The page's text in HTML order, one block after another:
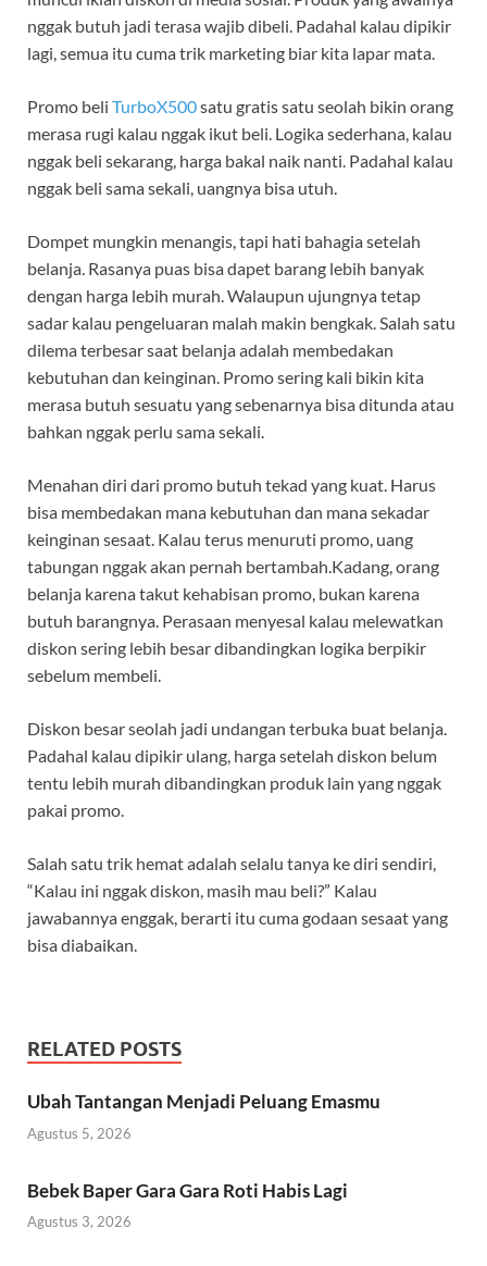
nggak butuh jadi terasa wajib dibeli. Padahal kalau dipikir
lagi, semua itu cuma trik marketing biar kita lapar mata.
Promo beli TurboX500satu gratis satu seolah bikin orang
merasa rugi kalau nggak ikut beli. Logika sederhana, kalau
nggak beli sekarang, harga bakal naik nanti. Padahal kalau
nggak beli sama sekali, uangnya bisa utuh.
Dompet mungkin menangis, tapi hati bahagia setelah
belanja. Rasanya puas bisa dapet barang lebih banyak
dengan harga lebih murah. Walaupun ujungnya tetap
sadar kalau pengeluaran malah makin bengkak. Salah satu
dilema terbesar saat belanja adalah membedakan
kebutuhan dan keinginan. Promo sering kali bikin kita
merasa butuh sesuatu yang sebenarnya bisa ditunda atau
bahkan nggak perlu sama sekali.
Menahan diri dari promo butuh tekad yang kuat. Harus
bisa membedakan mana kebutuhan dan mana sekadar
keinginan sesaat. Kalau terus menuruti promo, uang
tabungan nggak akan pernah bertambah.Kadang, orang
belanja karena takut kehabisan promo, bukan karena
butuh barangnya. Perasaan menyesal kalau melewatkan
diskon sering lebih besar dibandingkan logika berpikir
sebelum membeli.
Diskon besar seolah jadi undangan terbuka buat belanja.
Padahal kalau dipikir ulang, harga setelah diskon belum
tentu lebih murah dibandingkan produk lain yang nggak
pakai promo.
Salah satu trik hemat adalah selalu tanya ke diri sendiri,
“Kalau ini nggak diskon, masih mau beli?” Kalau
jawabannya enggak, berarti itu cuma godaan sesaat yang
bisa diabaikan.
RELATED POSTS
Ubah Tantangan Menjadi Peluang Emasmu
Agustus 5, 2026
Bebek Baper Gara Gara Roti Habis Lagi
Agustus 3, 2026